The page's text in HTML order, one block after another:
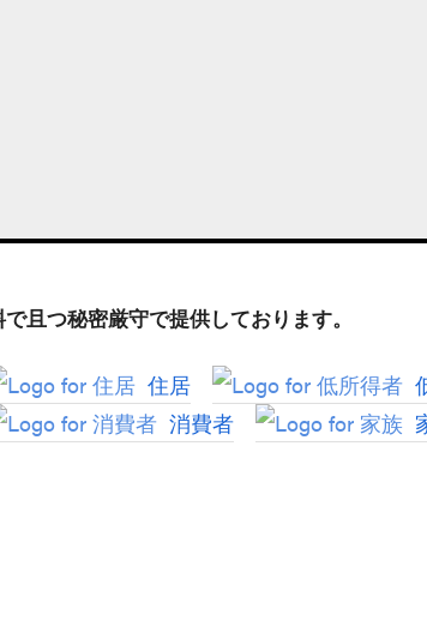
且つ秘密厳守で提供しております。
住居
消費者